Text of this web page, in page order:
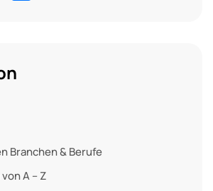
Branchen & Berufe
A – Z